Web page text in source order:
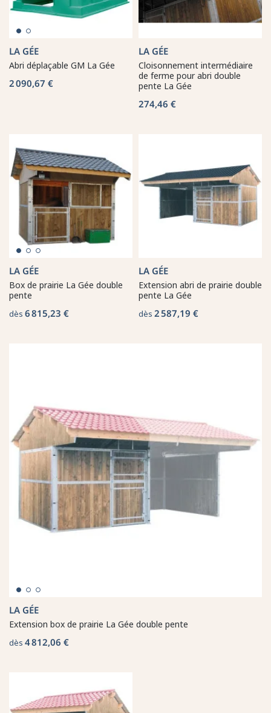
LA GÉE
Abri déplaçable GM La Gée
2 090,67 €
LA GÉE
Cloisonnement intermédiaire
de ferme pour abri double
pente La Gée
274,46 €
LA GÉE
Box de prairie La Gée double
pente
dès 6 815,23 €
LA GÉE
Extension abri de prairie double
pente La Gée
dès 2 587,19 €
LA GÉE
Extension box de prairie La Gée double pente
dès 4 812,06 €